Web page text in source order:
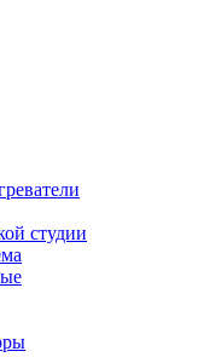
студии